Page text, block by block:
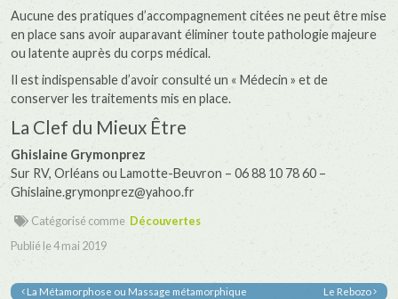
Aucune des pratiques d’accompagnement citées ne peut être mise
en place sans avoir auparavant éliminer toute pathologie majeure
ou latente auprès du corps médical.
Il est indispensable d’avoir consulté un « Médecin » et de
conserver les traitements mis en place.
La Clef du Mieux Être
Ghislaine Grymonprez
Sur RV, Orléans ou Lamotte-Beuvron – 06 88 10 78 60 –
Ghislaine.grymonprez@yahoo.fr
Catégorisé comme Découvertes
Publié le4 mai 2019
La Métamorphose ou Massage métamorphique Le Rebozo